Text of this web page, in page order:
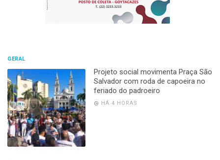
GERAL
Projeto social movimenta Praça São
Salvador com roda de capoeira no
feriado do padroeiro
HÁ 4 HORAS